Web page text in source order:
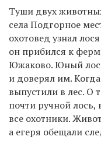
Туши двух
села Подгорное
охотовед узнал
он прибился к
Южаково. Юный
и доверял им.
выпустили в лес. О
почти ручной
все охотники.
а егеря обещали